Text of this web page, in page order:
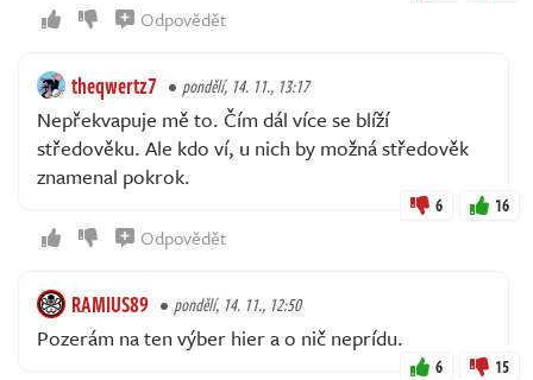
Odpovědět
theqwertz7 pondělí, 14. 11., 13:17
Nepřekvapuje mě to. Čím dál více se blíží
středověku. Ale kdo ví, u nich by možná středověk
znamenal pokrok.
6 16
Odpovědět
RAMIUS89 pondělí, 14. 11., 12:50
Pozerám na ten výber hier a o nič neprídu.
6 15